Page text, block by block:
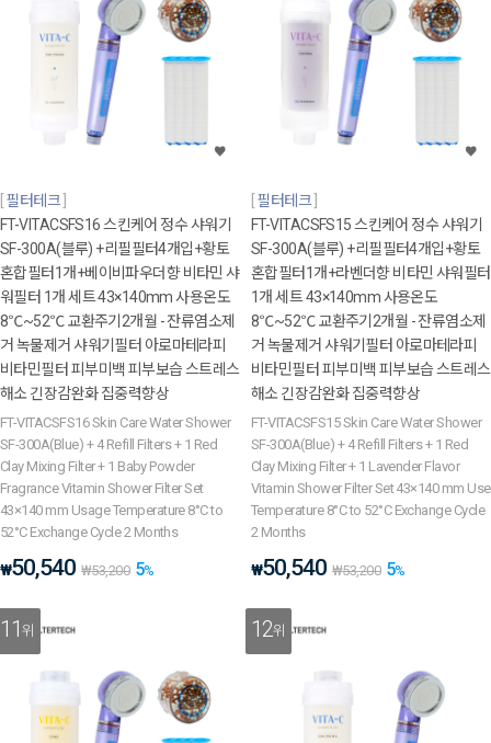
필터테크
FT-VITACSFS16 스킨케어 정수 샤워기
SF-300A(블루) +리필필터4개입+황토
혼합필터1개+베이비파우더향 비타민 샤
워필터 1개 세트 43×140mm 사용온도
8℃~52℃ 교환주기2개월 - 잔류염소제
거 녹물제거 샤워기필터 아로마테라피
비타민필터 피부미백 피부보습 스트레스
해소 긴장감완화 집중력향상
FT-VITACSFS16 Skin Care Water Shower
SF-300A(Blue) + 4 Refill Filters + 1 Red
Clay Mixing Filter + 1 Baby Powder
Fragrance Vitamin Shower Filter Set
43×140 mm Usage Temperature 8°C to
52°C Exchange Cycle 2 Months
₩50,540 ₩53,200 5%
필터테크
FT-VITACSFS15 스킨케어 정수 샤워기
SF-300A(블루) +리필필터4개입+황토
혼합필터1개+라벤더향 비타민 샤워필터
1개 세트 43×140mm 사용온도
8℃~52℃ 교환주기2개월 - 잔류염소제
거 녹물제거 샤워기필터 아로마테라피
비타민필터 피부미백 피부보습 스트레스
해소 긴장감완화 집중력향상
FT-VITACSFS15 Skin Care Water Shower
SF-300A(Blue) + 4 Refill Filters + 1 Red
Clay Mixing Filter + 1 Lavender Flavor
Vitamin Shower Filter Set 43×140 mm Use
Temperature 8°C to 52°C Exchange Cycle
2 Months
₩50,540 ₩53,200 5%
11위 12위